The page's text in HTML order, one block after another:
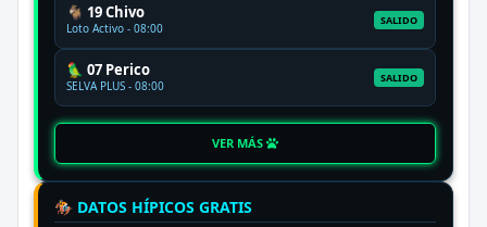
🐐 19 Chivo
Loto Activo - 08:00
SALIDO
🦜 07 Perico
SELVA PLUS - 08:00
SALIDO
VER MÁS
🏇 DATOS HÍPICOS GRATIS